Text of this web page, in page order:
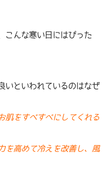
こんな寒い日にはぴった
いといわれているのはなぜ
肌をすべすべにしてくれる
を高めて冷えを改善し、風